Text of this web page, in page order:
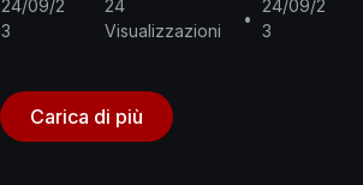
24/09/2
3
24
Visualizzazioni
•
24/09/2
3
Carica di più